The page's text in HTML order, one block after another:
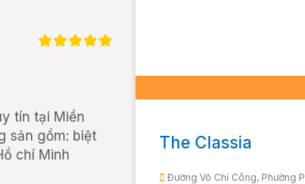
tín tại Miền
sản gồm: biệt
chí Minh
The Classia
Đường Võ Chí Công, Phường